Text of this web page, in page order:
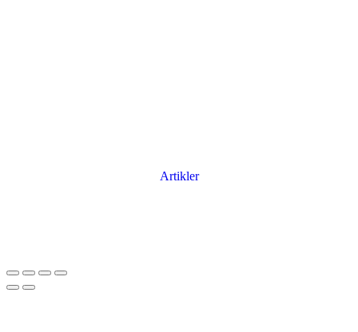
Artikler